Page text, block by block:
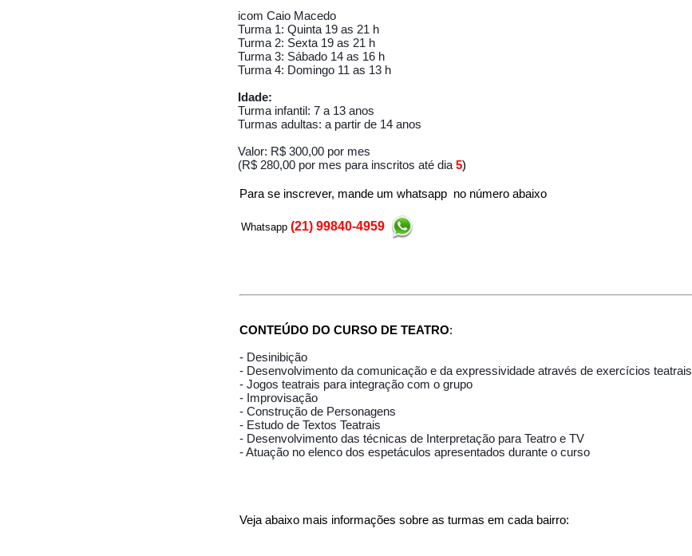
icom Caio Macedo
Turma 1: Quinta 19 as 21 h
Turma 2: Sexta 19 as 21 h
Turma 3: Sábado 14 as 16 h
Turma 4: Domingo 11 as 13 h
Idade:
Turma infantil: 7 a 13 anos
Turmas adultas: a partir de 14 anos
Valor: R$ 300,00 por mes
(R$ 280,00 por mes para inscritos até dia 5)
Para se inscrever, mande um whatsapp no número abaixo
Whatsapp (21) 99840-4959
CONTEÚDO DO CURSO DE TEATRO:
- Desinibição
- Desenvolvimento da comunicação e da expressividade através de exercícios teatrais
- Jogos teatrais para integração com o grupo
- Improvisação
- Construção de Personagens
- Estudo de Textos Teatrais
- Desenvolvimento das técnicas de Interpretação para Teatro e TV
- Atuação no elenco dos espetáculos apresentados durante o curso
Veja abaixo mais informações sobre as turmas em cada bairro: